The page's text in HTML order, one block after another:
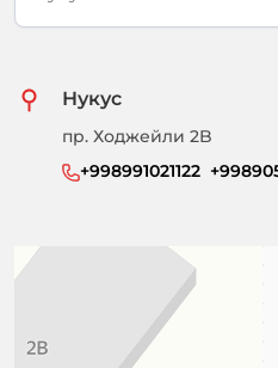
Нукус
пр. Ходжейли 2B
+998991021122